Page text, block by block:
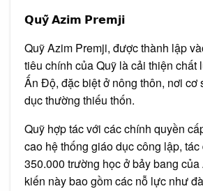
𝗤𝘂𝘆̃ 𝗔𝘇𝗶𝗺 𝗣𝗿𝗲𝗺𝗷𝗶
Quỹ Azim Premji, được thành lập
tiêu chính của Quỹ là cải thiện chất
Ấn Độ, đặc biệt ở nông thôn, nơi cơ
dục thường thiếu thốn.
Quỹ hợp tác với các chính quyền
cao hệ thống giáo dục công lập,
350.000 trường học ở bảy bang
kiến này bao gồm các nỗ lực như